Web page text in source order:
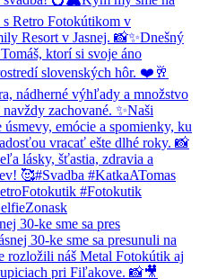
30-ke sme sa pres